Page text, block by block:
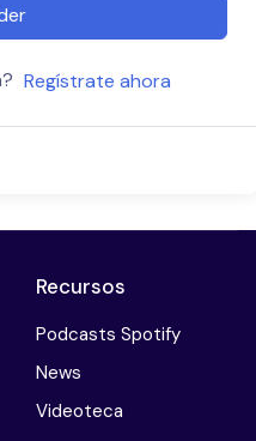
Regístrate ahora
Recursos
Podcasts Spotify
News
Videoteca